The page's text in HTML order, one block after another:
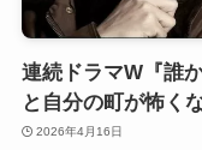
連続ドラマW『誰
と自分の町が怖く
2026年4月16日